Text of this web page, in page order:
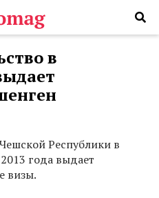
в
Республики в
года выдает
визы.